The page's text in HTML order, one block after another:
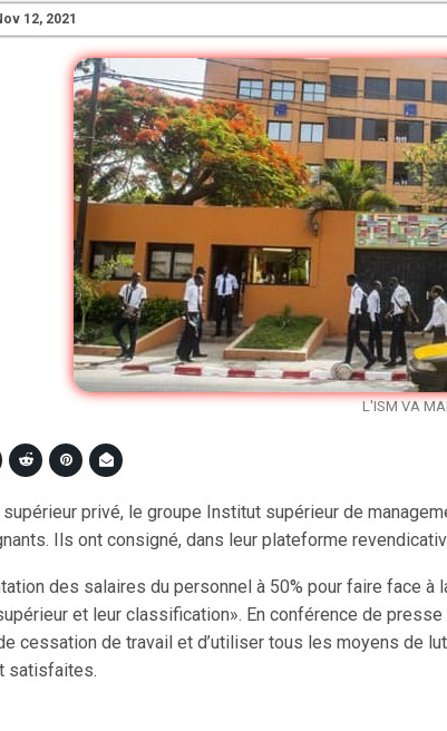
12, 2021
L'ISM VA MAL
privé, le groupe Institut supérieur de
Ils ont consigné, dans leur plateforme
des salaires du personnel à 50% pour faire face
et leur classification». En conférence de
cessation de travail et d’utiliser tous les moyens de
satisfaites.